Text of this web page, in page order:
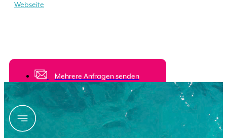
Webseite
Mehrere Anfragen senden